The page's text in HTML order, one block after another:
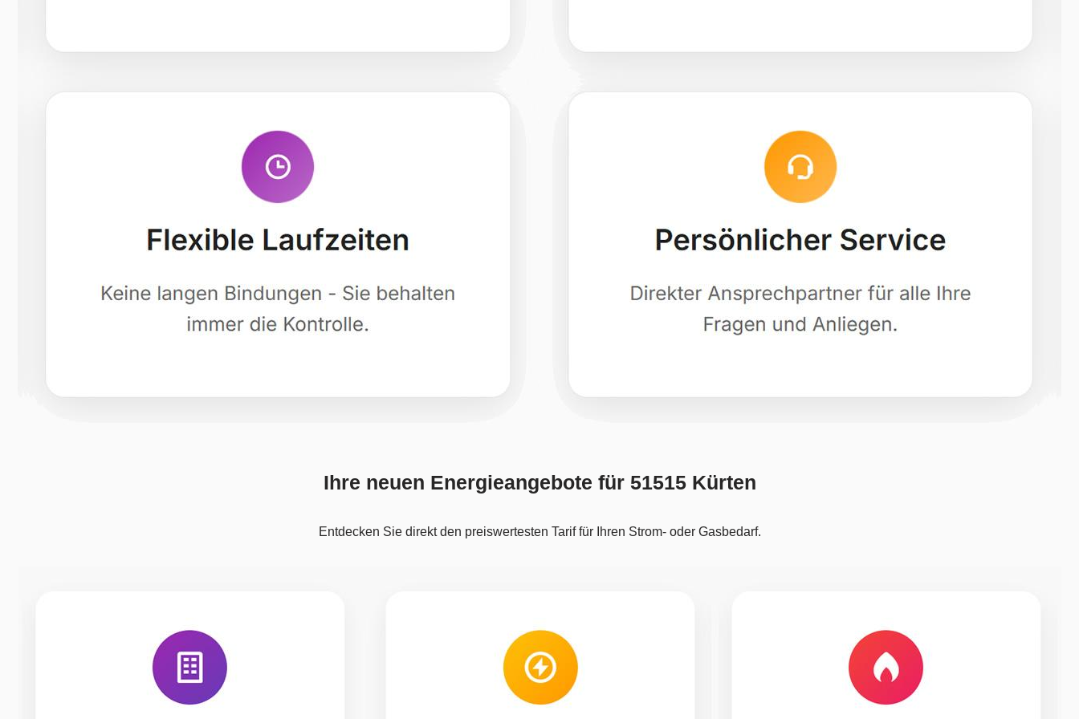
Ihre neuen Energieangebote für 51515 Kürten
Entdecken Sie direkt den preiswertesten Tarif für Ihren Strom- oder Gasbedarf.